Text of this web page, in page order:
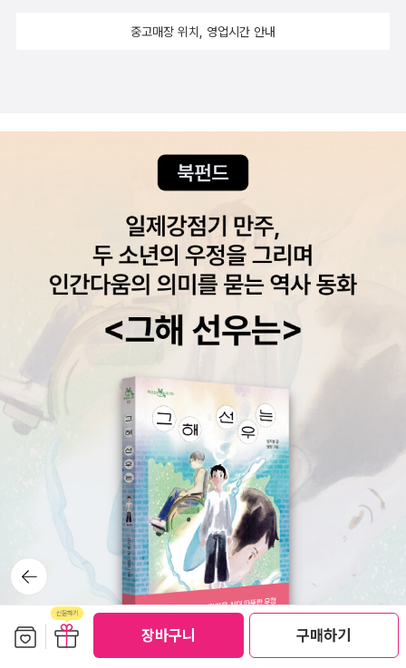
장바구니 구매하기
들었고 ㅎㅎ 그냥 귀엽다 하며 읽었다. 푸바오가 가기 전에 에버랜드
읽었으면 더 재미있을 것 같긴 한데, 삼국지 잘 모르는 나도 재미있게
읽었다. 삼국지를 배경으로 한 스파이 소설이라고 생각하면 될 듯. <
공포의 권력>을 읽느라 1월에 즐거운 독서를 거의 하지 못했고 퀴즈
대회 27번 답 못찾고 스트레스 받다가 이틀만에 쭉쭉 읽어서 끝나버
림... <공포의 권력>. 1월의 여성주의같이읽기책. 끝까지 넘겨본 것에
의의를 둔다. 그러고서 몇 권을 샀는가... 암흑기 + <공포의 권력> +
퀴즈대회 27번 + 그리고 어제 싫어하는 인간 땜에 스트레스 받아서
또 지름.사는 건 좋은데, 좀 부지런히 읽자...(1월에 다 읽었어야 했던
<갈대 속의 영원> 도 다 못 읽었고 반절씩 읽어야 했던 함달달 책과
<시스터 아웃사이더>도 반절만큼 못 읽음. 2월 책 <풍기농서>를 끝
냈으니 어떻게 되겠지...)아, 2월에는 이런 책을 읽어야 한다. <경계
에 선 줄리아 크리스테바>는 2월이 되기 전 얼른 마저 읽어보기로.
뒤로가
기
중고매장 위치, 영업시간 안내